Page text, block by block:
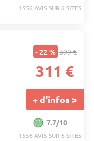
1556 AVIS SUR 6 SITES
- 22 % 399 €
311 €
+ d'infos >
7.7/10
1556 AVIS SUR 6 SITES